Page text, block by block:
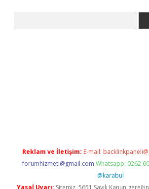
Reklam ve İletişim: E-mail:
forumhizmeti@gmail.com Whatsapp: 0262
@karabul
Yasal Uyarı: Sitemiz, 5651 Sayılı Kanun